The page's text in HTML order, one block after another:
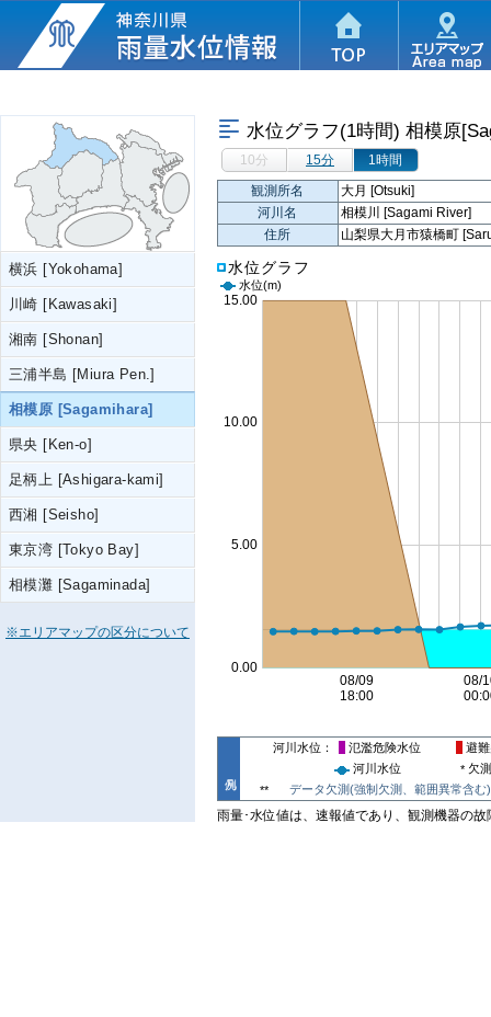
横浜 [Yokohama]
川崎 [Kawasaki]
湘南 [Shonan]
三浦半島 [Miura Pen.]
相模原 [Sagamihara]
県央 [Ken-o]
足柄上 [Ashigara-kami]
西湘 [Seisho]
東京湾 [Tokyo Bay]
相模灘 [Sagaminada]
※エリアマップの区分について
水位グラフ(1時間) 相模原
10分 15分
1時間
観測所名
大月 [Otsuki]
河川名
相模川 [Sagami River]
住所
山梨県大月市猿橋町
水位グラフ
水位(m)
河川水位 氾濫危険水位
避
河川水位
* 欠測
**
データ欠測(強制欠測、範囲異常含む)
雨量･水位値は、速報値であり、観測機器の